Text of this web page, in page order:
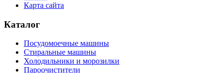
Карта сайта
Каталог
Посудомоечные машины
Стиральные машины
Холодильники и морозилки
Пароочистители